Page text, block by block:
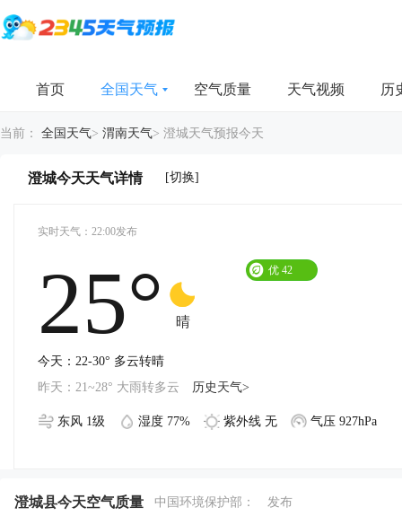
首页 全国天气 空气质量 天气视频 历
当前： 全国天气> 渭南天气> 澄城天气预报今天
澄城今天天气详情 [切换]
实时天气：22:00发布
25° 晴
优 42
今天：22-30° 多云转晴
昨天：21~28° 大雨转多云
历史天气>
东风 1级 湿度 77% 紫外线 无 气压 927hPa
澄城县今天空气质量 中国环境保护部： 发布